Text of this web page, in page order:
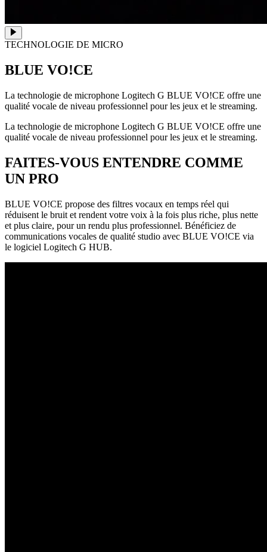
TECHNOLOGIE DE MICRO
BLUE VO!CE
La technologie de microphone Logitech G BLUE VO!CE offre une
qualité vocale de niveau professionnel pour les jeux et le streaming.
La technologie de microphone Logitech G BLUE VO!CE offre une
qualité vocale de niveau professionnel pour les jeux et le streaming.
FAITES-VOUS ENTENDRE COMME
UN PRO
BLUE VO!CE propose des filtres vocaux en temps réel qui
réduisent le bruit et rendent votre voix à la fois plus riche, plus nette
et plus claire, pour un rendu plus professionnel. Bénéficiez de
communications vocales de qualité studio avec BLUE VO!CE via
le logiciel Logitech G HUB.